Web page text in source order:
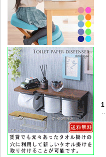
1